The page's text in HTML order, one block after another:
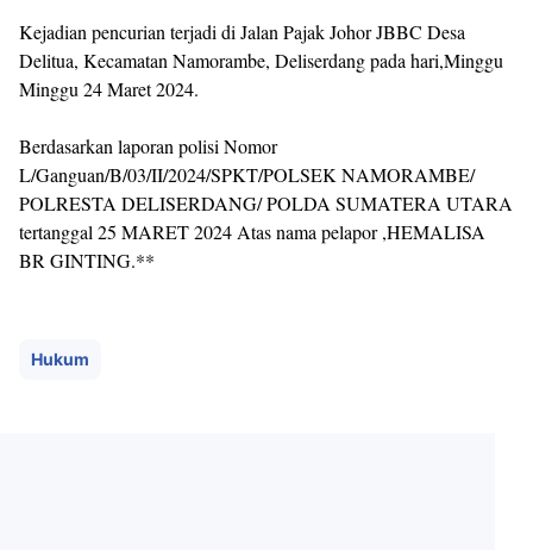
Kejadian pencurian terjadi di Jalan Pajak Johor JBBC Desa
Delitua, Kecamatan Namorambe, Deliserdang pada hari,Minggu
Minggu 24 Maret 2024.
Berdasarkan laporan polisi Nomor
L/Ganguan/B/03/II/2024/SPKT/POLSEK NAMORAMBE/
POLRESTA DELISERDANG/ POLDA SUMATERA UTARA
tertanggal 25 MARET 2024 Atas nama pelapor ,HEMALISA
BR GINTING.**
Hukum